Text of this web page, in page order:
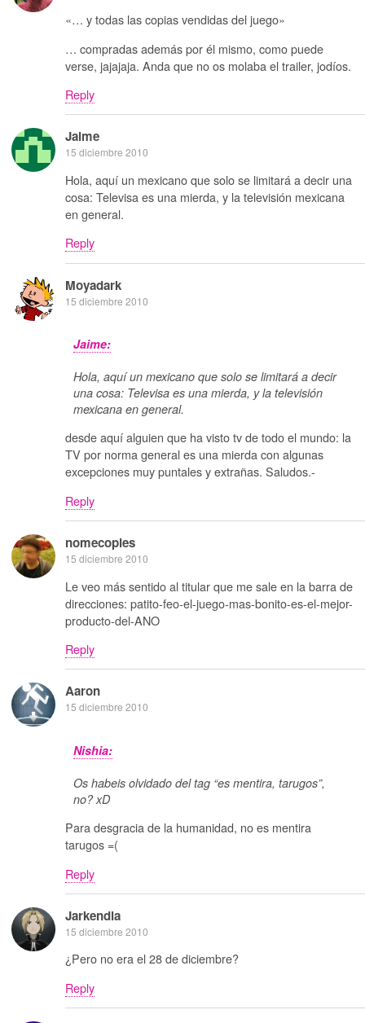
«… y todas las copias vendidas del juego»
… compradas además por él mismo, como puede
verse, jajajaja. Anda que no os molaba el trailer, jodíos.
Reply
Jaime
15 diciembre 2010
Hola, aquí un mexicano que solo se limitará a decir una
cosa: Televisa es una mierda, y la televisión mexicana
en general.
Reply
Moyadark
15 diciembre 2010
Jaime:
Hola, aquí un mexicano que solo se limitará a decir
una cosa: Televisa es una mierda, y la televisión
mexicana en general.
desde aquí alguien que ha visto tv de todo el mundo: la
TV por norma general es una mierda con algunas
excepciones muy puntales y extrañas. Saludos.-
Reply
nomecopies
15 diciembre 2010
Le veo más sentido al titular que me sale en la barra de
direcciones: patito-feo-el-juego-mas-bonito-es-el-mejor-
producto-del-ANO
Reply
Aaron
15 diciembre 2010
Nishia:
Os habeis olvidado del tag “es mentira, tarugos”,
no? xD
Para desgracia de la humanidad, no es mentira
tarugos =(
Reply
Jarkendia
15 diciembre 2010
¿Pero no era el 28 de diciembre?
Reply